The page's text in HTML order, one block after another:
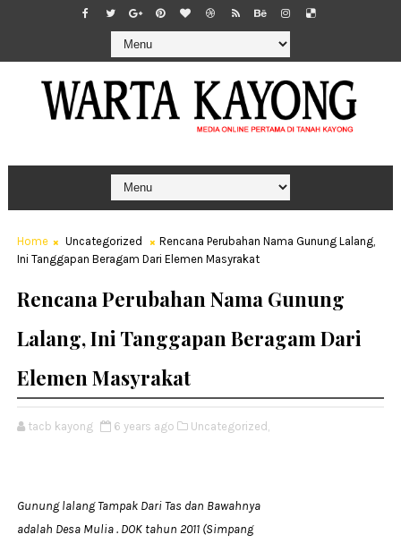
Home Uncategorized
Rencana Perubahan Nama Gunung Lalang,
Ini Tanggapan Beragam Dari Elemen Masyrakat
Rencana Perubahan Nama Gunung
Lalang, Ini Tanggapan Beragam Dari
Elemen Masyrakat
tacb kayong 6 years ago Uncategorized,
Gunung lalang Tampak Dari Tas dan Bawahnya
adalah Desa Mulia . DOK tahun 2011 (Simpang